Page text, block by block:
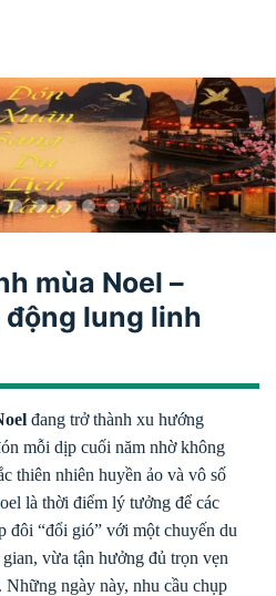
mùa Noel –
lung linh
đang trở thành xu hướng
mỗi dịp cuối năm nhờ không
thiên nhiên huyền ảo và vô số
là thời điểm lý tưởng để các
đôi “đổi gió” với một chuyến du
vừa tận hưởng đủ trọn vẹn
ngày này, nhu cầu chụp